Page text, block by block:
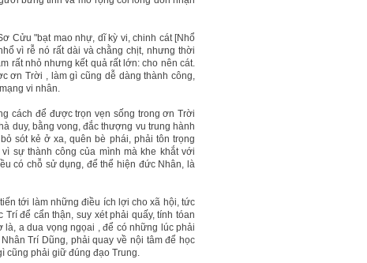
Cửu "bạt mao nhự, dĩ kỳ vi, chinh cát [Nhổ
vì rễ nó rất dài và chằng chịt, nhưng thời
rất nhỏ nhưng kết quả rất lớn: cho nên cát.
ơn Trời , làm gì cũng dễ dàng thành công,
vi nhân.
cách để được trọn vẹn sống trong ơn Trời
duy, bằng vong, đắc thượng vu trung hành
sót kẻ ở xa, quên bè phái, phải tôn trọng
sự thành công của mình mà khe khắt với
có chỗ sử dụng, để thể hiện đức Nhân, là
tới làm những điều ích lợi cho xã hội, tức
để cẩn thận, suy xét phải quấy, tính tóan
a dua vọng ngọai , để có những lúc phải
Trí Dũng, phải quay về nội tâm để học
cũng phải giữ đúng đạo Trung.